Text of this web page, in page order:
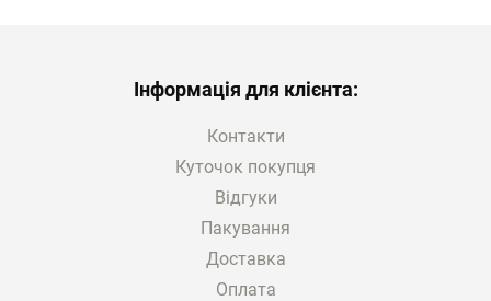
Інформація для клієнта:
Контакти
Куточок покупця
Відгуки
Пакування
Доставка
Оплата